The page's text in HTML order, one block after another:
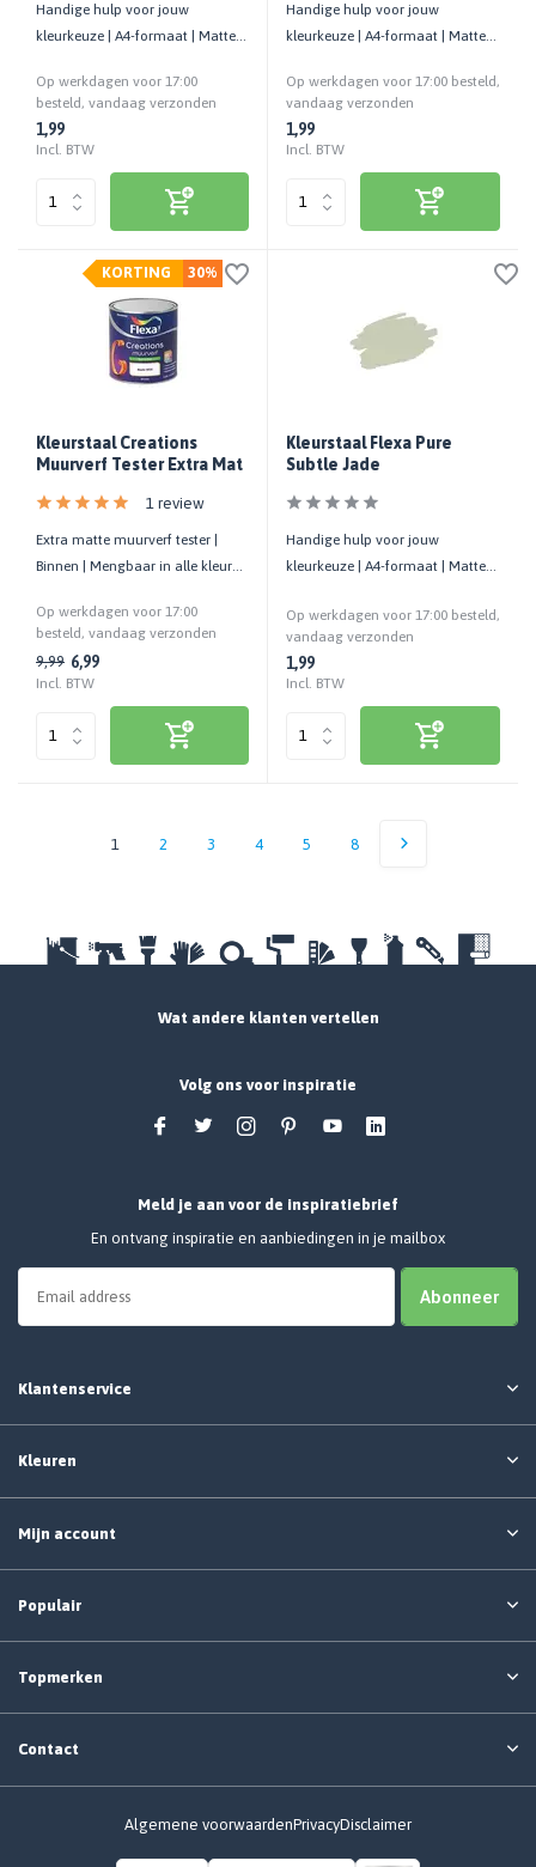
Handige hulp voor jouw
kleurkeuze | A4-formaat | Matte
Op werkdagen voor 17:00
besteld, vandaag verzonden
1,99
Incl. BTW
Handige hulp voor jouw
kleurkeuze | A4-formaat | Matte
Op werkdagen voor 17:00 besteld,
vandaag verzonden
1,99
Incl. BTW
30%
KORTING
Kleurstaal Creations
Muurverf Tester Extra Mat
1 review
Extra matte muurverf tester |
Binnen | Mengbaar in alle kleuren
Op werkdagen voor 17:00
besteld, vandaag verzonden
9,99 6,99
Incl. BTW
Kleurstaal Flexa Pure
Subtle Jade
Handige hulp voor jouw
kleurkeuze | A4-formaat | Matte
Op werkdagen voor 17:00 besteld,
vandaag verzonden
1,99
Incl. BTW
1 2 3 4 5 8
Wat andere klanten vertellen
Volg ons voor inspiratie
Meld je aan voor de inspiratiebrief
En ontvang inspiratie en aanbiedingen in je mailbox
Abonneer
Klantenservice
Kleuren
Mijn account
Populair
Topmerken
Contact
Algemene voorwaardenPrivacyDisclaimer